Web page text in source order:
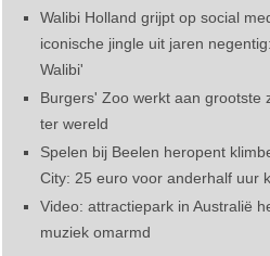
Walibi Holland grijpt op social
iconische jingle uit jaren
Walibi'
Burgers' Zoo werkt aan grootste
ter wereld
Spelen bij Beelen heropent
City: 25 euro voor anderhalf uur
Video: attractiepark in Australië
muziek omarmd